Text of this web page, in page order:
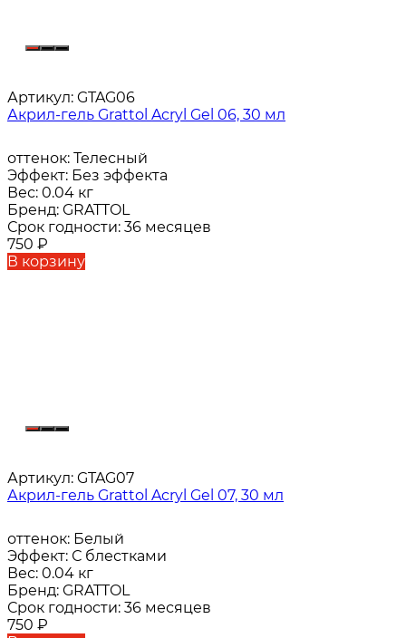
Артикул: GTAG06
Акрил-гель Grattol Acryl Gel 06, 30 мл
оттенок: Телесный
Эффект: Без эффекта
Вес: 0.04 кг
Бренд: GRATTOL
Срок годности: 36 месяцев
750 ₽
В корзину
Артикул: GTAG07
Акрил-гель Grattol Acryl Gel 07, 30 мл
оттенок: Белый
Эффект: С блестками
Вес: 0.04 кг
Бренд: GRATTOL
Срок годности: 36 месяцев
750 ₽